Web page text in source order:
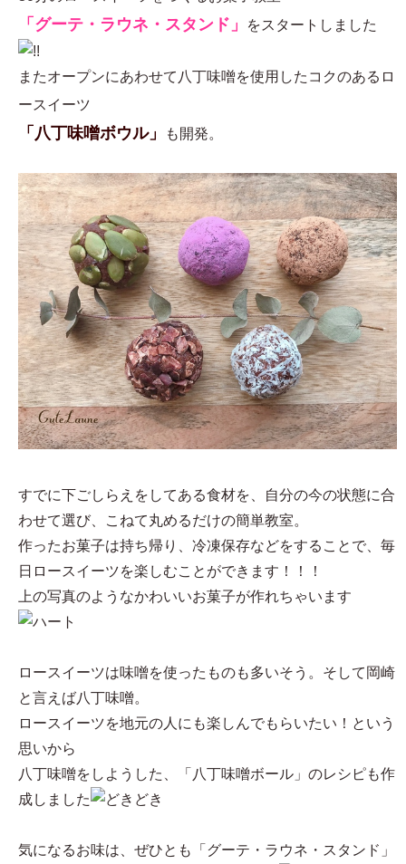
「グーテ・ラウネ・スタンド」 をスタートしました
またオープンにあわせて八丁味噌を使用したコクのあるロ
ースイーツ
「八丁味噌ボウル」 も開発。
すでに下ごしらえをしてある⾷材を、⾃分の今の状態に合
わせて選び、こねて丸めるだけの簡単教室。
作ったお菓⼦は持ち帰り、冷凍保存などをすることで、毎
⽇ロースイーツを楽しむことができます！！！
上の写真のようなかわいいお菓子が作れちゃいます
ロースイーツは味噌を使ったものも多いそう。そして岡崎
と言えば八丁味噌。
ロースイーツを地元の人にも楽しんでもらいたい！という
思いから
八丁味噌をしようした、「八丁味噌ボール」のレシピも作
成しました
気になるお味は、ぜひとも「グーテ・ラウネ・スタンド」